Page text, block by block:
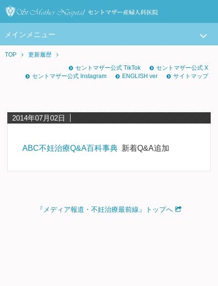
メインメニュー
TOP
更新履歴
セントマザー公式 TikTok
セントマザー公式 X
セントマザー公式 Instagram
ENGLISH ver サイトマップ
2014年07月02日
ABC不妊治療Q&A百科事典 新着Q&A追加
『メディア報道・不妊治療最前線』トップへ